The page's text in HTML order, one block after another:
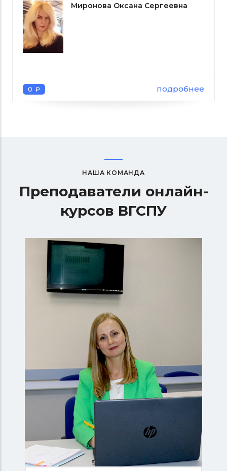
Миронова Оксана Сергеевна
0 ₽ подробнее
НАША КОМАНДА
Преподаватели онлайн-
курсов ВГСПУ